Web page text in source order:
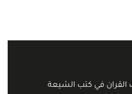
القران في كتب الشيعة